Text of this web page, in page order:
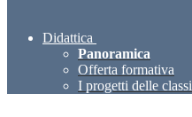
Didattica
Panoramica
Offerta formativa
I progetti delle classi